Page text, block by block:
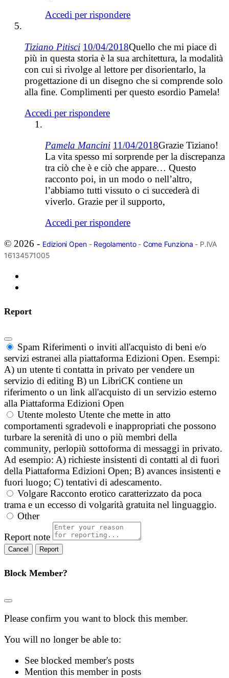
Accedi per rispondere
Tiziano Pitisci 10/04/2018Quello che mi piace di
più in questa storia è la sua architettura, la modalità
con cui si rivolge al lettore per disorientarlo, la
progettazione di un disegno che si comprende solo
alla fine. Complimenti per questo esordio Pamela!
Accedi per rispondere
Pamela Mancini 11/04/2018Grazie Tiziano!
La vita spesso mi sorprende per la discrepanza
tra ciò che è e ciò che appare… Questo
racconto poi, in un modo o nell’altro,
l’abbiamo tutti vissuto o ci succederà di
viverlo. Grazie per il supporto,
Accedi per rispondere
© 2026 - Edizioni Open- Regolamento- Come Funziona - P.IVA
16134571005
Report
Spam Riferimenti o inviti all'acquisto di beni e/o
servizi estranei alla piattaforma Edizioni Open. Esempi:
A) un utente ti contatta in privato per vendere un
servizio di editing B) un LibriCK contiene un
riferimento o un link all'acquisto di un servizio esterno
alla Piattaforma Edizioni Open
Utente molesto Utente che mette in atto
comportamenti sgradevoli e inappropriati che possono
turbare la serenità di uno o più membri della
community, perlopiù sottoforma di messaggi in privato.
Ad esempio: A) richieste insistenti di contatti al di fuori
della Piattaforma Edizioni Open; B) avances insistenti e
fuori luogo; C) tentativi di adescamento.
Volgare Racconto erotico caratterizzato da poca
trama e un eccesso di volgarità gratuita nel linguaggio.
Other
Report note
Report
Block Member?
Please confirm you want to block this member.
You will no longer be able to:
See blocked member's posts
Mention this member in posts